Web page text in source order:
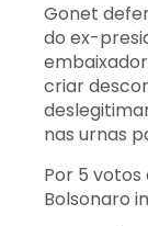
Gonet
do ex-
criar
nas urnas
Por 5 votos
Bolsonaro